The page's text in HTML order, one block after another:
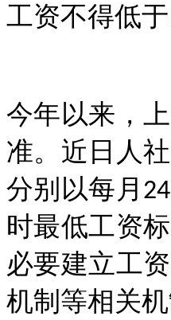
工资不得低
今年以来，
准。近日人
分别以每月
时最低工资
必要建立工
机制等相关